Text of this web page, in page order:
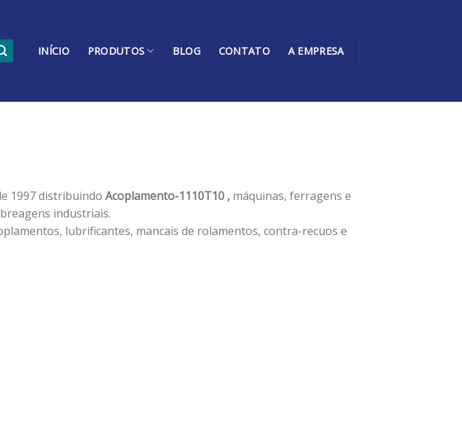
INÍCIO PRODUTOS BLOG CONTATO A EMPRESA
1997 distribuindo Acoplamento-1110T10 , máquinas, ferragens e
industriais.
lubrificantes, mancais de rolamentos, contra-recuos e